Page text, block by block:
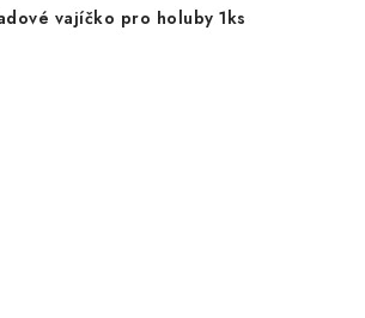
vajíčko pro holuby 1ks